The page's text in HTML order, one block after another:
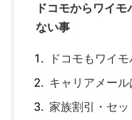
ドコモからワイ
ない事
ドコモもワイ
キャリアメー
家族割引・セ